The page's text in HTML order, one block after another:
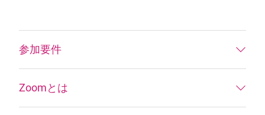
参加要件
Zoomとは